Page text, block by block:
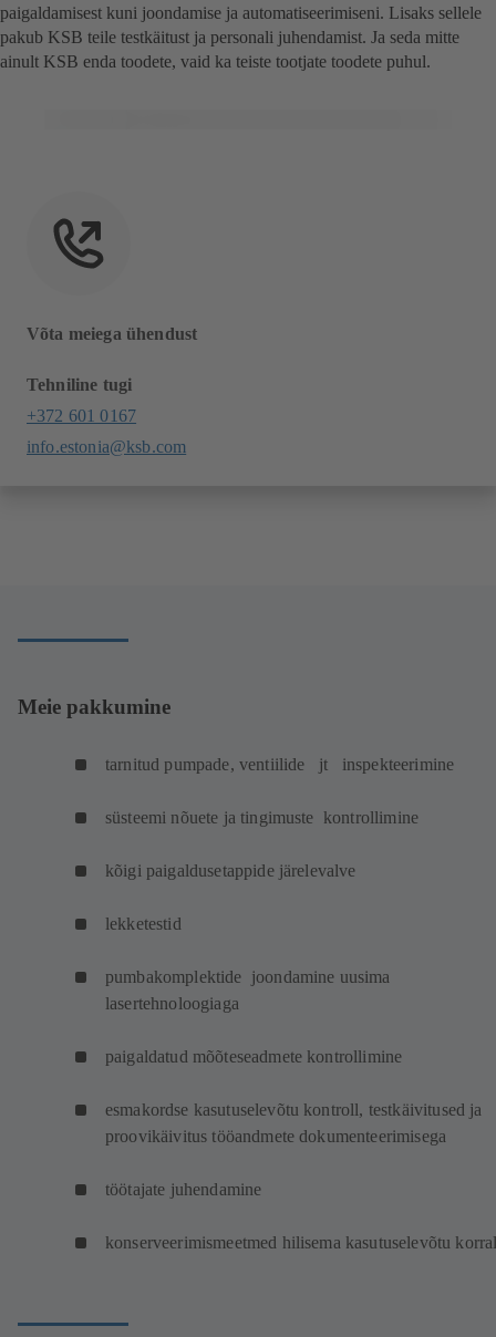
paigaldamisest kuni joondamise ja automatiseerimiseni. Lisaks sellele
pakub KSB teile testkäitust ja personali juhendamist. Ja seda mitte
ainult KSB enda toodete, vaid ka teiste tootjate toodete puhul.
Võta meiega ühendust
Tehniline tugi
+372 601 0167
info.estonia@ksb.com
Meie pakkumine
tarnitud pumpade, ventiilide jt inspekteerimine
süsteemi nõuete ja tingimuste kontrollimine
kõigi paigaldusetappide järelevalve
lekketestid
pumbakomplektide joondamine uusima
lasertehnoloogiaga
paigaldatud mõõteseadmete kontrollimine
esmakordse kasutuselevõtu kontroll, testkäivitused ja
proovikäivitus tööandmete dokumenteerimisega
töötajate juhendamine
konserveerimismeetmed hilisema kasutuselevõtu